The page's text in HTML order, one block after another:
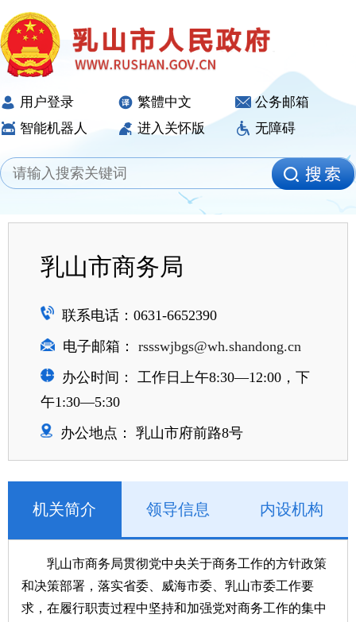
用户登录 繁體中文
公务邮箱
智能机器人
进入关怀版 无障碍
乳山市商务局
联系电话：0631-6652390
电子邮箱： rssswjbgs@wh.shandong.cn
办公时间： 工作日上午8:30—12:00，下
午1:30—5:30
办公地点： 乳山市府前路8号
机关简介 领导信息 内设机构
乳山市商务局贯彻党中央关于商务工作的方针政策
和决策部署，落实省委、威海市委、乳山市委工作要
求，在履行职责过程中坚持和加强党对商务工作的集中